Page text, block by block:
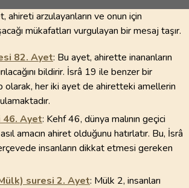
ahireti arzulayanların ve onun için
mükafatları vurgulayan bir mesaj taşır.
82. Ayet: Bu ayet, ahirette inananların
bildirir. İsrâ 19 ile benzer bir
olarak, her iki ayet de ahiretteki amellerin
46. Ayet: Kehf 46, dünya malının geçici
amacın ahiret olduğunu hatırlatır. Bu, İsrâ
insanların dikkat etmesi gereken
suresi 2. Ayet: Mülk 2, insanları